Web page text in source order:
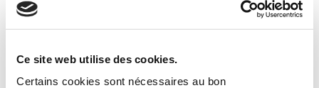
Ce site web utilise des cookies.
Certains cookies sont nécessaires au bon